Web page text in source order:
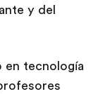
y del
en tecnología